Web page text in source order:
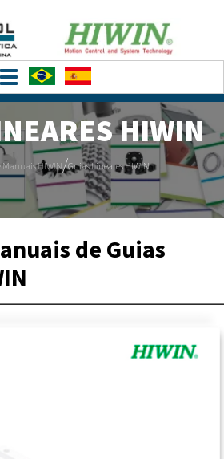
Toggle
navigation
HIWIN
Manuais HIWIN/Guias Lineares HIWIN
de Guias